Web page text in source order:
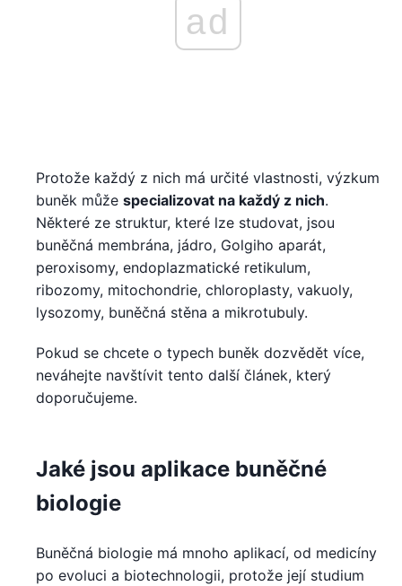
ad
Protože každý z nich má určité vlastnosti, výzkum
buněk může specializovat na každý z nich.
Některé ze struktur, které lze studovat, jsou
buněčná membrána, jádro, Golgiho aparát,
peroxisomy, endoplazmatické retikulum,
ribozomy, mitochondrie, chloroplasty, vakuoly,
lysozomy, buněčná stěna a mikrotubuly.
Pokud se chcete o typech buněk dozvědět více,
neváhejte navštívit tento další článek, který
doporučujeme.
Jaké jsou aplikace buněčné
biologie
Buněčná biologie má mnoho aplikací, od medicíny
po evoluci a biotechnologii, protože její studium